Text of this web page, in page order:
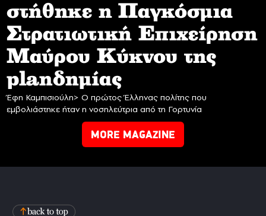
στήθηκε η Παγκόσμια
Στρατιωτική Επιχείρηση
Mαύρου Κύκνου της
planδημίας
Έφη Καμπισιούλη> Ο πρώτος Έλληνας πολίτης που
εμβολιάστηκε ήταν η νοσηλεύτρια από τη Γορτυνία
MORE MAGAZINE